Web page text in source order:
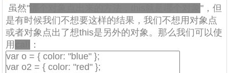
虽然" 哪个对象点出来的方法，this就是哪个对象"，但
是有时候我们不想要这样的结果，我们不想用对象点
或者对象点出了想this是另外的对象。那么我们可以使
用
：